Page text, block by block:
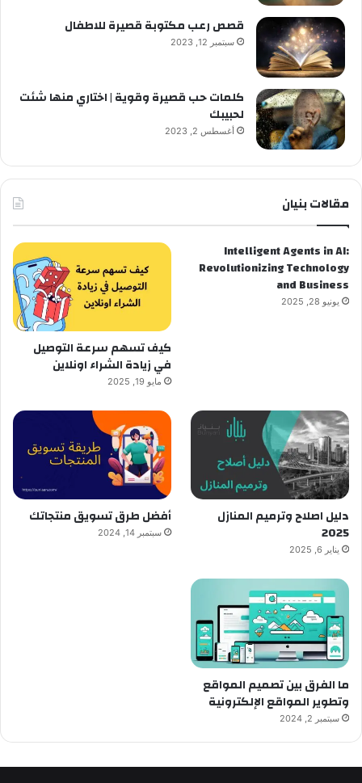
قصص رعب مكتوبة قصيرة للاطفال
سبتمبر 12, 2023
كلمات حب قصيرة وقوية | اختاري منها شئت
لحبيبك
أغسطس 2, 2023
مقالات بنيان
Intelligent Agents in AI:
Revolutionizing Technology
and Business
يونيو 28, 2025
كيف تسهم سرعة التوصيل
في زيادة الشراء اونلاين
مايو 19, 2025
دليل اصلاح وترميم المنازل
2025
يناير 6, 2025
أفضل طرق تسويق منتجاتك
سبتمبر 14, 2024
ما الفرق بين تصميم المواقع
وتطوير المواقع الإلكترونية
سبتمبر 2, 2024